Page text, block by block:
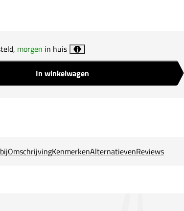
morgen in huis i
In winkelwagen
OmschrijvingKenmerkenAlternatievenReviews